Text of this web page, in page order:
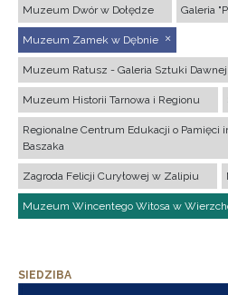
Muzeum Dwór w Dołędze Galeria
Muzeum Zamek w Dębnie
Muzeum Ratusz - Galeria Sztuki Dawnej
Muzeum Historii Tarnowa i Regionu
Regionalne Centrum Edukacji o Pamięci
Baszaka
Zagroda Felicji Curyłowej w Zalipiu
Muzeum Wincentego Witosa w
SIEDZIBA